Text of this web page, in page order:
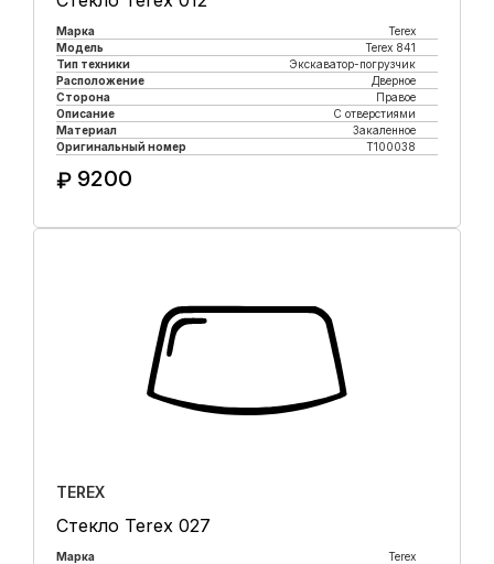
Марка
Terex
Модель
Terex 841
Тип техники
Экскаватор-погрузчик
Расположение
Дверное
Сторона
Правое
Описание
С отверстиями
Материал
Закаленное
Оригинальный номер
T100038
₽ 9200
TEREX
Стекло Terex 027
Марка
Terex